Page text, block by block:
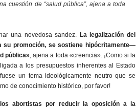
cuestión de “salud pública”, ajena a toda
una novedosa sandez. La legalización del
promoción, se sostiene hipócritamente—
pública», ajena a toda «creencia». ¡Como si la
a los presupuestos inherentes al Estado
un tema ideológicamente neutro que se
de conocimiento histórico, por favor!
abortistas por reducir la oposición a la